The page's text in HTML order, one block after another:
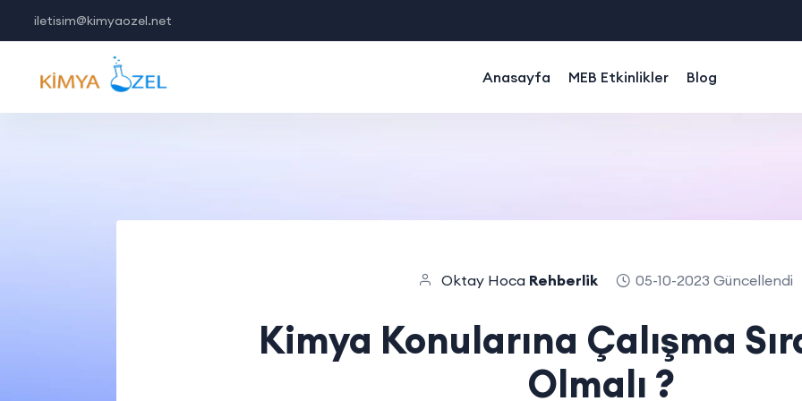
iletisim@kimyaozel.net
Anasayfa MEB Etkinlikler Blog
Oktay Hoca Rehberlik 05-10-2023 Güncellendi
Kimya Konularına Çalışma
Olmalı ?